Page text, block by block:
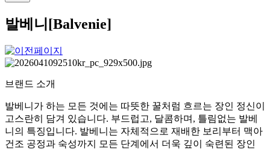
발베니[Balvenie]
브랜드 소개
발베니가 하는 모든 것에는 따뜻한 꿀처럼 흐르는 장인 정신이
고스란히 담겨 있습니다. 부드럽고, 달콤하며, 틀림없는 발베
니의 특징입니다. 발베니는 자체적으로 재배한 보리부터 맥아
건조 공정과 숙성까지 모든 단계에서 더욱 깊이 숙련된 장인